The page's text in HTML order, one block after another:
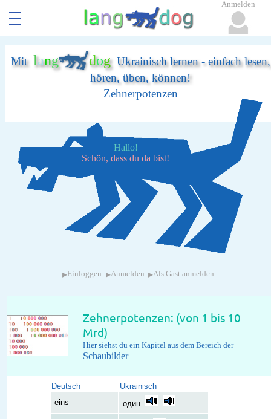
Mit lang dogUkrainisch lernen - einfach lesen,
hören, üben, können!
Zehnerpotenzen
Hallo!
Schön, dass du da bist!
▸ Einloggen ▸Anmelden ▸Als Gast anmelden
Zehnerpotenzen: (von 1 bis 10
Mrd)
Hier siehst du ein Kapitel aus dem Bereich der
Schaubilder
Deutsch
Ukrainisch
eins
один
Anmelden